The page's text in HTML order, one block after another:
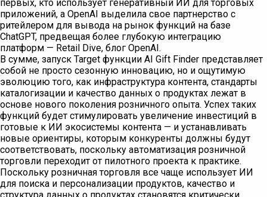
первых, кто использует генеративный ИИ для торговых
приложений, а OpenAI выделила свое партнерство с
ритейлером для вывода на рынок функций на базе
ChatGPT, предвещая более глубокую интеграцию
платформ — Retail Dive, блог OpenAI.
В сумме, запуск Target функции AI Gift Finder представляет
собой не просто сезонную инновацию, но и ощутимую
эволюцию того, как инфраструктура контента, стандарты
каталогизации и качество данных о продуктах лежат в
основе нового поколения розничного опыта. Успех таких
функций будет стимулировать увеличение инвестиций в
готовые к ИИ экосистемы контента — и устанавливать
новые ориентиры, которым конкуренты должны будут
соответствовать, поскольку автоматизация розничной
торговли переходит от пилотного проекта к практике.
Поскольку розничная торговля все чаще использует ИИ
для поиска и персонализации продуктов, качество и